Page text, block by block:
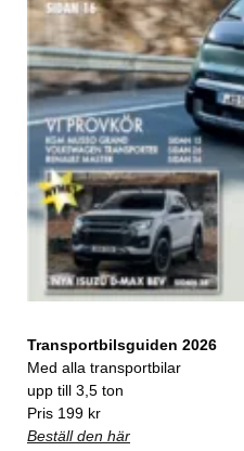
Transportbilsguiden 2026
Med alla transportbilar
upp till 3,5 ton
Pris 199 kr
Beställ den här